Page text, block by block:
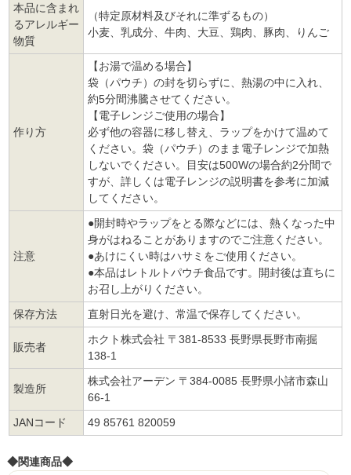
本品に含まれ
るアレルギー
物質
（特定原材料及びそれに準ずるもの）
小麦、乳成分、牛肉、大豆、鶏肉、豚肉、りんご
作り方
【お湯で温める場合】
袋（パウチ）の封を切らずに、熱湯の中に入れ、
約5分間沸騰させてください。
【電子レンジご使用の場合】
必ず他の容器に移し替え、ラップをかけて温めて
ください。袋（パウチ）のまま電子レンジで加熱
しないでください。目安は500Wの場合約2分間で
すが、詳しくは電子レンジの説明書を参考に加減
してください。
注意
●開封時やラップをとる際などには、熱くなった中
身がはねることがありますのでご注意ください。
●あけにくい時はハサミをご使用ください。
●本品はレトルトパウチ食品です。開封後は直ちに
お召し上がりください。
保存方法
直射日光を避け、常温で保存してください。
販売者
ホクト株式会社 〒381-8533 長野県長野市南掘
138-1
製造所
株式会社アーデン 〒384-0085 長野県小諸市森山
66-1
JANコード
49 85761 820059
◆関連商品◆